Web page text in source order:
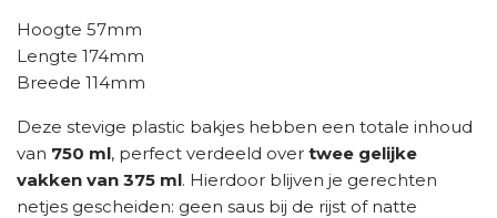
Hoogte 57mm
Lengte 174mm
Breede 114mm
Deze stevige plastic bakjes hebben een totale inhoud
van 750 ml, perfect verdeeld over twee gelijke
vakken van 375 ml. Hierdoor blijven je gerechten
netjes gescheiden: geen saus bij de rijst of natte